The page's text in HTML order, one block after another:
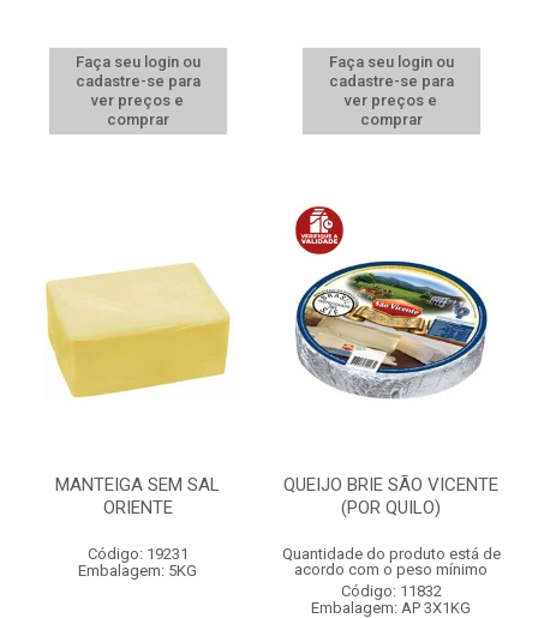
Faça seu login ou
cadastre-se para
ver preços e
comprar
Faça seu login ou
cadastre-se para
ver preços e
comprar
MANTEIGA SEM SAL
ORIENTE
Código: 19231
Embalagem: 5KG
QUEIJO BRIE SÃO VICENTE
(POR QUILO)
Quantidade do produto está de
acordo com o peso mínimo
Código: 11832
Embalagem: AP 3X1KG